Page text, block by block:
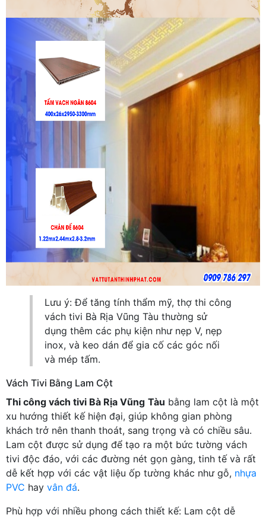
Lưu ý: Để tăng tính thẩm mỹ, thợ thi công
vách tivi Bà Rịa Vũng Tàu thường sử
dụng thêm các phụ kiện như nẹp V, nẹp
inox, và keo dán để gia cố các góc nối
và mép tấm.
Vách Tivi Bằng Lam Cột
Thi công vách tivi Bà Rịa Vũng Tàu bằng lam cột là một
xu hướng thiết kế hiện đại, giúp không gian phòng
khách trở nên thanh thoát, sang trọng và có chiều sâu.
Lam cột được sử dụng để tạo ra một bức tường vách
tivi độc đáo, với các đường nét gọn gàng, tinh tế và rất
dễ kết hợp với các vật liệu ốp tường khác như gỗ, nhựa
PVC hay vân đá.
Phù hợp với nhiều phong cách thiết kế: Lam cột dễ